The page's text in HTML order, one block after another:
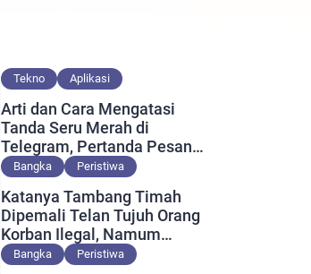
Tekno Aplikasi
Arti dan Cara Mengatasi
Tanda Seru Merah di
Telegram, Pertanda Pesan
Gagal Terkirim?
Bangka Peristiwa
Katanya Tambang Timah
Dipemali Telan Tujuh Orang
Korban Ilegal, Namum
Muncul Slip Pembayaran
Bangka Peristiwa